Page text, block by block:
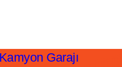
Garajı